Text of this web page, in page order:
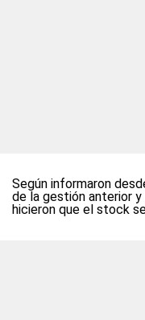
Según informaron
de la gestión anterior
hicieron que el stock